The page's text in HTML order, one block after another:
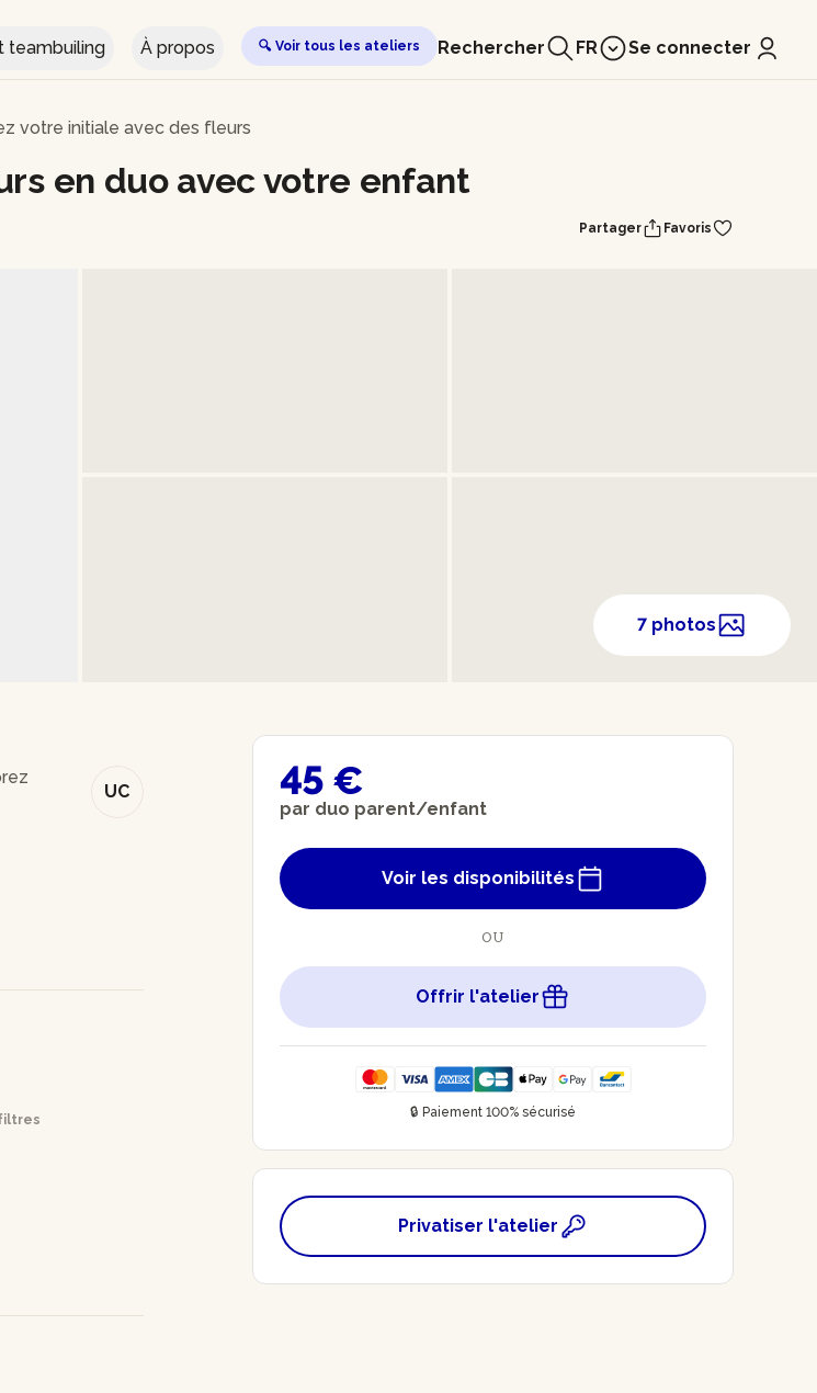
teambuiling À propos 🔍 Voir tous les ateliers Rechercher FR Se connecter
votre initiale avec des fleurs
en duo avec votre enfant
Partager Favoris
7 photos
UC 45 €
par duo parent/enfant
Voir les disponibilités
OU
Offrir l'atelier
🔒 Paiement 100% sécurisé
Privatiser l'atelier